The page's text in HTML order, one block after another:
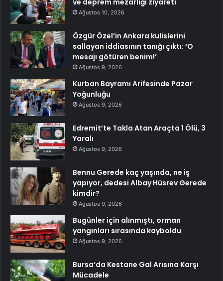
ve deprem mezarlığı ziyareti
Ağustos 10, 2026
Özgür Özel’in Ankara kulislerini
sallayan iddiasının tanığı çıktı: ‘O
mesajı götüren benim!’
Ağustos 9, 2026
Kurban Bayramı Arifesinde Pazar
Yoğunluğu
Ağustos 9, 2026
Edremit’te Takla Atan Araçta 1 Ölü, 3
Yaralı
Ağustos 9, 2026
Bennu Gerede kaç yaşında, ne iş
yapıyor, dedesi Albay Hüsrev Gerede
kimdir?
Ağustos 9, 2026
Bugünler için alınmıştı, orman
yangınları sırasında kayboldu
Ağustos 9, 2026
Bursa’da Kestane Gal Arısına Karşı
Mücadele